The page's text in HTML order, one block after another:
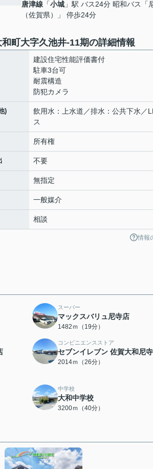
唐津線 「小城 」駅 バス24分 昭和バス「
（佐賀県）」 停歩24分
町大字久池井-11期の詳細情報
建設住宅性能評価書付
駐車3台可
耐震構造
防犯カメラ
)
飲用水：上水道／排水：公共下水／
ス
所有権
不要
無指定
一般媒介
相談
情報
スーパー
マックスバリュ尼寺店
1482ｍ（19分）
コンビニエンスストア
セブンイレブン 佐賀大和尼
2014ｍ（26分）
中学校
大和中学校
3200ｍ（40分）